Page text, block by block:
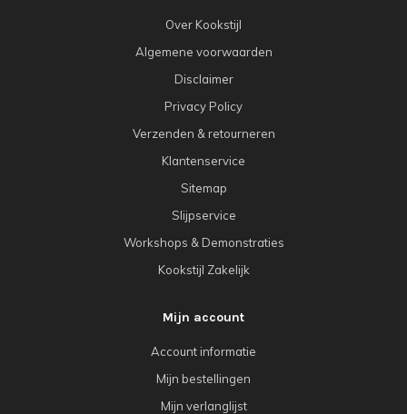
Over Kookstijl
Algemene voorwaarden
Disclaimer
Privacy Policy
Verzenden & retourneren
Klantenservice
Sitemap
Slijpservice
Workshops & Demonstraties
Kookstijl Zakelijk
Mijn account
Account informatie
Mijn bestellingen
Mijn verlanglijst